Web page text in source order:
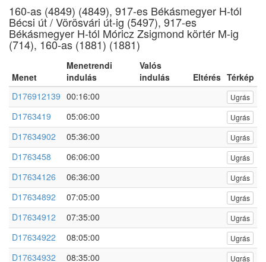
160-as (4849) (4849), 917-es Békásmegyer H-tól
Bécsi út / Vörösvári út-ig (5497), 917-es
Békásmegyer H-tól Móricz Zsigmond körtér M-ig
(714), 160-as (1881) (1881)
Menet
Menetrendi
indulás
Valós
indulás
Eltérés Térkép
D176912139 00:16:00 Ugrás
D1763419 05:06:00 Ugrás
D17634902 05:36:00 Ugrás
D1763458 06:06:00 Ugrás
D17634126 06:36:00 Ugrás
D17634892 07:05:00 Ugrás
D17634912 07:35:00 Ugrás
D17634922 08:05:00 Ugrás
D17634932 08:35:00 Ugrás